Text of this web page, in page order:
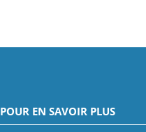
POUR EN SAVOIR PLUS